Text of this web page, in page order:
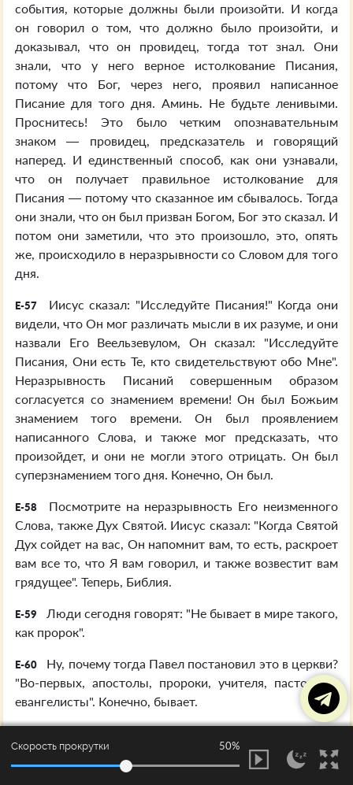
события, которые должны были произойти. И когда
он говорил о том, что должно было произойти, и
доказывал, что он провидец, тогда тот знал. Они
знали, что у него верное истолкование Писания,
потому что Бог, через него, проявил написанное
Писание для того дня. Аминь. Не будьте ленивыми.
Проснитесь! Это было четким опознавательным
знаком — провидец, предсказатель и говорящий
наперед. И единственный способ, как они узнавали,
что он получает правильное истолкование для
Писания — потому что сказанное им сбывалось. Тогда
они знали, что он был призван Богом, Бог это сказал. И
потом они заметили, что это произошло, это, опять
же, происходило в неразрывности со Словом для того
дня.
E-57
Иисус сказал: "Исследуйте Писания!" Когда они
видели, что Он мог различать мысли в их разуме, и они
назвали Его Веельзевулом, Он сказал: "Исследуйте
Писания, Они есть Те, кто свидетельствуют обо Мне".
Неразрывность Писаний совершенным образом
согласуется со знамением времени! Он был Божьим
знамением того времени. Он был проявлением
написанного Слова, и также мог предсказать, что
произойдет, и они не могли этого отрицать. Он был
суперзнамением того дня. Конечно, Он был.
E-58
Посмотрите на неразрывность Его неизменного
Слова, также Дух Святой. Иисус сказал: "Когда Святой
Дух сойдет на вас, Он напомнит вам, то есть, раскроет
вам все то, что Я вам говорил, и также возвестит вам
грядущее". Теперь, Библия.
E-59
Люди сегодня говорят: "Не бывает в мире такого,
как пророк".
E-60
Ну, почему тогда Павел постановил это в церкви?
"Во-первых, апостолы, пророки, учителя, пасторы и
евангелисты". Конечно, бывает.
сойдет на вас, Он откроет или научит вас, возвестит
вам. Эти вещи, которые Я говорил вам, все это было в
Скорость прокрутки 50%